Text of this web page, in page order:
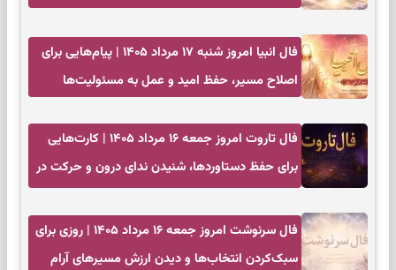
فال انبیا امروز شنبه ۱۷ مرداد ۱۴۰۵ | پیام‌هایی برای
اصلاح مسیر، حفظ امید و عمل به مسئولیت‌ها
فال تاروت امروز جمعه ۱۶ مرداد ۱۴۰۵ | کارت‌هایی
برای حفظ دستاوردها، شنیدن ندای درون و حرکت در
فال سرنوشت امروز جمعه ۱۶ مرداد ۱۴۰۵ | روزی برای
سبک‌کردن انتخاب‌ها و دیدن ارزش مسیرهای آرام